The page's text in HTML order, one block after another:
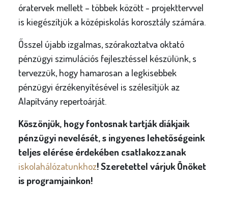
óratervek mellett – többek között - projekttervvel
is kiegészítjük a középiskolás korosztály számára.
Ősszel újabb izgalmas, szórakoztatva oktató
pénzügyi szimulációs fejlesztéssel készülünk, s
tervezzük, hogy hamarosan a legkisebbek
pénzügyi érzékenyítésével is szélesítjük az
Alapítvány repertoárját.
Köszönjük, hogy fontosnak tartják diákjaik
pénzügyi nevelését, s ingyenes lehetőségeink
teljes elérése érdekében csatlakozzanak
iskolahálózatunkhoz! Szeretettel várjuk Önöket
is programjainkon!